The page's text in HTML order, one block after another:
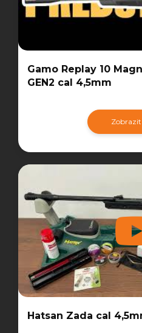
Gamo Replay 10
GEN2 cal 4,5mm
Zobrazit
Hatsan Zada cal